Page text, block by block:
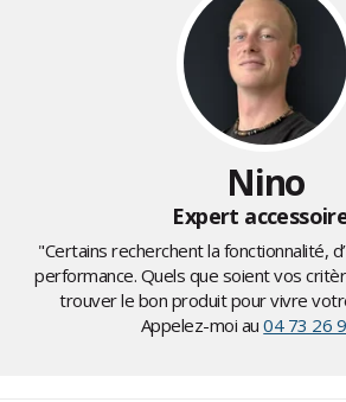
Nino
Expert
"Certains recherchent la fonctionnalité,
performance. Quels que soient vos
trouver le bon produit pour vivre
Appelez-moi au04 73 26